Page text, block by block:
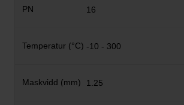
16
-10 - 300
1.25